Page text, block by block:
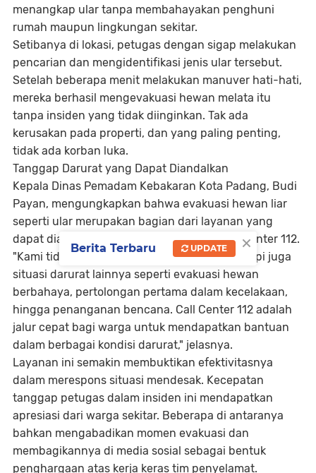
menangkap ular tanpa membahayakan penghuni
rumah maupun lingkungan sekitar.
Setibanya di lokasi, petugas dengan sigap melakukan
pencarian dan mengidentifikasi jenis ular tersebut.
Setelah beberapa menit melakukan manuver hati-hati,
mereka berhasil mengevakuasi hewan melata itu
tanpa insiden yang tidak diinginkan. Tak ada
kerusakan pada properti, dan yang paling penting,
tidak ada korban luka.
Tanggap Darurat yang Dapat Diandalkan
Kepala Dinas Pemadam Kebakaran Kota Padang, Budi
Payan, mengungkapkan bahwa evakuasi hewan liar
seperti ular merupakan bagian dari layanan yang
dapat diakses oleh masyarakat melalui Call Center 112.
"Kami tidak hanya menangani kebakaran, tetapi juga
situasi darurat lainnya seperti evakuasi hewan
berbahaya, pertolongan pertama dalam kecelakaan,
hingga penanganan bencana. Call Center 112 adalah
jalur cepat bagi warga untuk mendapatkan bantuan
dalam berbagai kondisi darurat," jelasnya.
Layanan ini semakin membuktikan efektivitasnya
dalam merespons situasi mendesak. Kecepatan
tanggap petugas dalam insiden ini mendapatkan
apresiasi dari warga sekitar. Beberapa di antaranya
bahkan mengabadikan momen evakuasi dan
membagikannya di media sosial sebagai bentuk
penghargaan atas kerja keras tim penyelamat.
×
Berita Terbaru UPDATE